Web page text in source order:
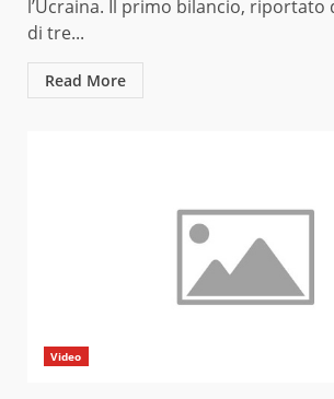
l’Ucraina. Il primo bilancio, riportato
di tre...
Read More
Video